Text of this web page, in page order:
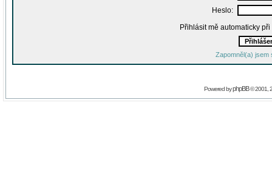
Heslo:
Přihlásit mě automaticky
Zapomněl(a) jsem
Powered byphpBB© 2001,